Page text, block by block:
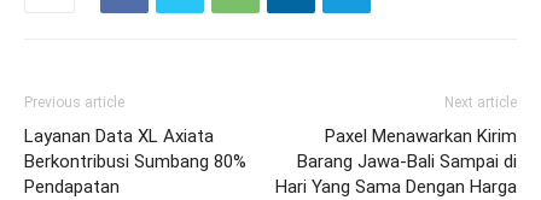
Previous article
Layanan Data XL Axiata
Berkontribusi Sumbang 80%
Pendapatan
Next article
Paxel Menawarkan Kirim
Barang Jawa-Bali Sampai di
Hari Yang Sama Dengan Harga